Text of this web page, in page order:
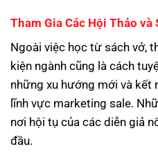
Tham Gia Các Hội Thảo và
Ngoài việc học từ sách vở,
kiện ngành cũng là cách
những xu hướng mới và kết
lĩnh vực marketing sale.
nơi hội tụ của các diễn giả
đầu.